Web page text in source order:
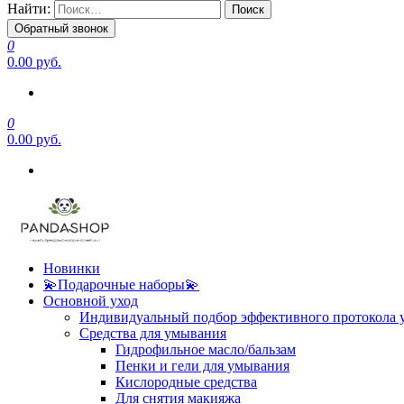
Найти:
Обратный звонок
0
0.00 руб.
0
0.00 руб.
Новинки
💫Подарочные наборы💫
Основной уход
Индивидуальный подбор эффективного протокола
Средства для умывания
Гидрофильное масло/бальзам
Пенки и гели для умывания
Кислородные средства
Для снятия макияжа